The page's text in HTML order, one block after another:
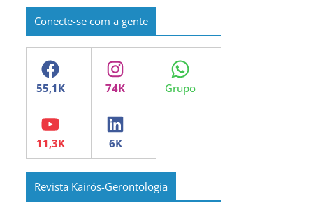
Conecte-se com a gente
Facebook Instagram WhatsApp
YouTube LinkedIn
Revista Kairós-Gerontologia